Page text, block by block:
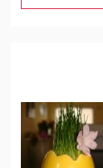
for: